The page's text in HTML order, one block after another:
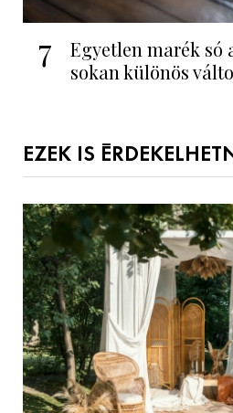
7
Egyetlen marék só
sokan különös
EZEK IS